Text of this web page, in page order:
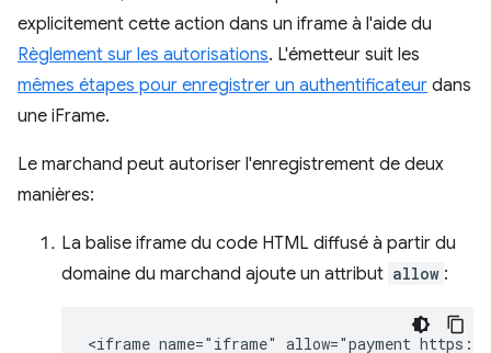
explicitement cette action dans un iframe à l'aide du
Règlement sur les autorisations. L'émetteur suit les
mêmes étapes pour enregistrer un authentificateur dans
une iFrame.
Le marchand peut autoriser l'enregistrement de deux
manières:
La balise iframe du code HTML diffusé à partir du
domaine du marchand ajoute un attribut allow :